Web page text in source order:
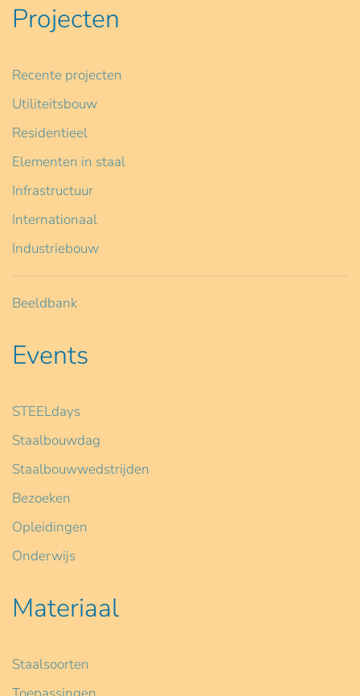
Projecten
Recente projecten
Utiliteitsbouw
Residentieel
Elementen in staal
Infrastructuur
Internationaal
Industriebouw
Beeldbank
Events
STEELdays
Staalbouwdag
Staalbouwwedstrijden
Bezoeken
Opleidingen
Onderwijs
Materiaal
Staalsoorten